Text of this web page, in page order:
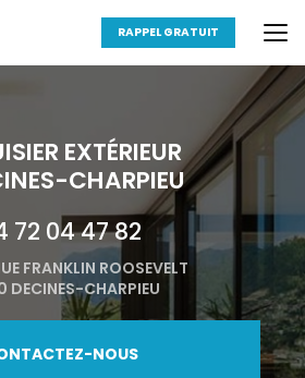
RAPPEL GRATUIT
EXTÉRIEUR
CHARPIEU
72 04 47 82
FRANKLIN ROOSEVELT
DECINES-CHARPIEU
NOUS